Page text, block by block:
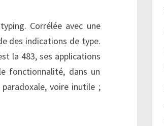
Corrélée avec une
des indications de type.
la 483, ses applications
fonctionnalité, dans un
voire inutile ;